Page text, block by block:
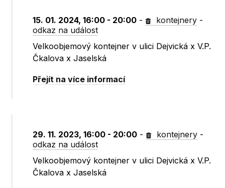
15. 01. 2024, 16:00 - 20:00 - kontejnery -
odkaz na událost
Velkoobjemový kontejner v ulici Dejvická x V.P.
Čkalova x Jaselská
Přejít na více informací
29. 11. 2023, 16:00 - 20:00 - kontejnery -
odkaz na událost
Velkoobjemový kontejner v ulici Dejvická x V.P.
Čkalova x Jaselská